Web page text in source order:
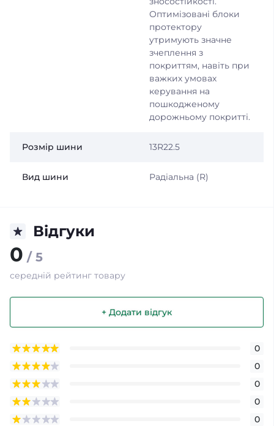
Оптимізовані блоки
протектору
утримують значне
зчеплення з
покриттям, навіть при
важких умовах
керування на
пошкодженому
дорожньому покритті.
Розмір шини 13R22.5
Вид шини Радіальна (R)
Відгуки
0 / 5
середній рейтинг товару
+ Додати відгук
0
0
0
0
0